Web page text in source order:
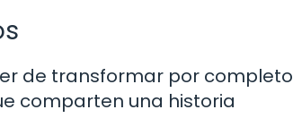
de transformar por completo
comparten una historia